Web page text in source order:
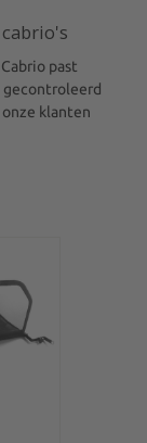
past
klanten